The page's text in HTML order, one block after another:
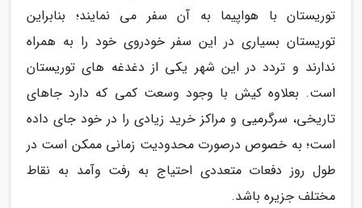
توریستان با هواپیما به آن سفر می نمایند؛ بنابراین
توریستان بسیاری در این سفر خودروی خود را به همراه
ندارند و تردد در این شهر یکی از دغدغه های توریستان
است. بعلاوه کیش با وجود وسعت کمی که دارد جاهای
تاریخی، سرگرمیی و مراکز خرید زیادی را در خود جای داده
است؛ به خصوص درصورت محدودیت زمانی ممکن است در
طول روز دفعات متعددی احتیاج به رفت وآمد به نقاط
مختلف جزیره باشد.